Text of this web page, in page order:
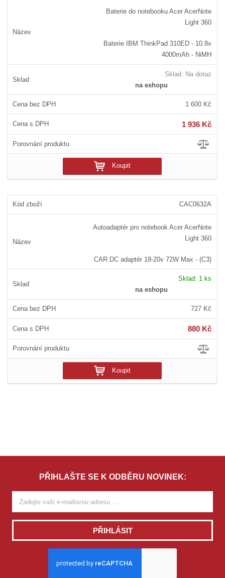
Baterie do notebooku Acer AcerNote
Light 360
Baterie IBM ThinkPad 310ED - 10.8v
4000mAh - NiMH
Sklad: Na dotaz
na eshopu
1 600 Kč
1 936 Kč
Koupit
CAC0632A
Autoadaptér pro notebook Acer AcerNote
Light 360
CAR DC adaptér 18-20v 72W Max - (C3)
Sklad: 1 ks
na eshopu
727 Kč
880 Kč
Koupit
PŘIHLAŠTE SE K ODBĚRU NOVINEK:
PŘIHLÁSIT